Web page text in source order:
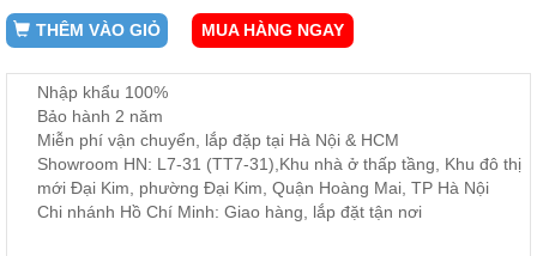
Công,
Vườn
Phụ
THÊM VÀO GIỎ MUA HÀNG NGAY
Nhập khẩu 100%
Bảo hành 2 năm
Miễn phí vận chuyển, lắp đặp tại Hà Nội & HCM
Showroom HN: L7-31 (TT7-31),Khu nhà ở thấp tầng, Khu đô thị
mới Đại Kim, phường Đại Kim, Quận Hoàng Mai, TP Hà Nội
Chi nhánh Hồ Chí Minh: Giao hàng, lắp đặt tận nơi